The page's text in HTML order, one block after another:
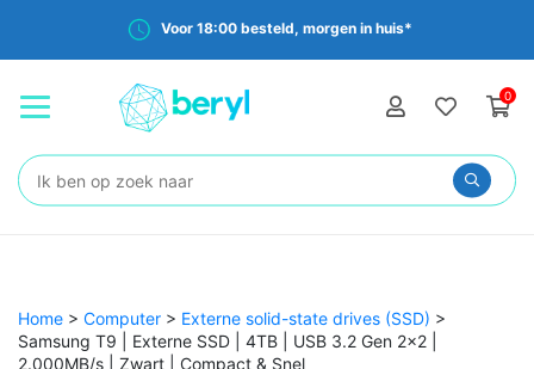
Voor 18:00 besteld, morgen in huis*
0
Zoeken:
Home > Computer > Externe solid-state drives (SSD) >
Samsung T9 | Externe SSD | 4TB | USB 3.2 Gen 2×2 |
2.000MB/s | Zwart | Compact & Snel